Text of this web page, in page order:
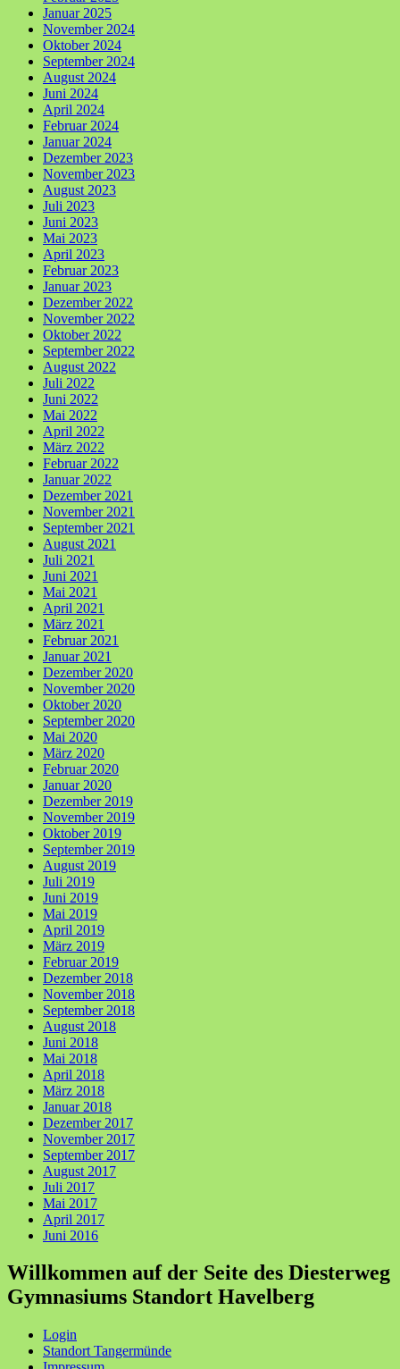
Januar 2025
November 2024
Oktober 2024
September 2024
August 2024
Juni 2024
April 2024
Februar 2024
Januar 2024
Dezember 2023
November 2023
August 2023
Juli 2023
Juni 2023
Mai 2023
April 2023
Februar 2023
Januar 2023
Dezember 2022
November 2022
Oktober 2022
September 2022
August 2022
Juli 2022
Juni 2022
Mai 2022
April 2022
März 2022
Februar 2022
Januar 2022
Dezember 2021
November 2021
September 2021
August 2021
Juli 2021
Juni 2021
Mai 2021
April 2021
März 2021
Februar 2021
Januar 2021
Dezember 2020
November 2020
Oktober 2020
September 2020
Mai 2020
März 2020
Februar 2020
Januar 2020
Dezember 2019
November 2019
Oktober 2019
September 2019
August 2019
Juli 2019
Juni 2019
Mai 2019
April 2019
März 2019
Februar 2019
Dezember 2018
November 2018
September 2018
August 2018
Juni 2018
Mai 2018
April 2018
März 2018
Januar 2018
Dezember 2017
November 2017
September 2017
August 2017
Juli 2017
Mai 2017
April 2017
Juni 2016
Willkommen auf der Seite des Diesterweg
Gymnasiums Standort Havelberg
Login
Standort Tangermünde